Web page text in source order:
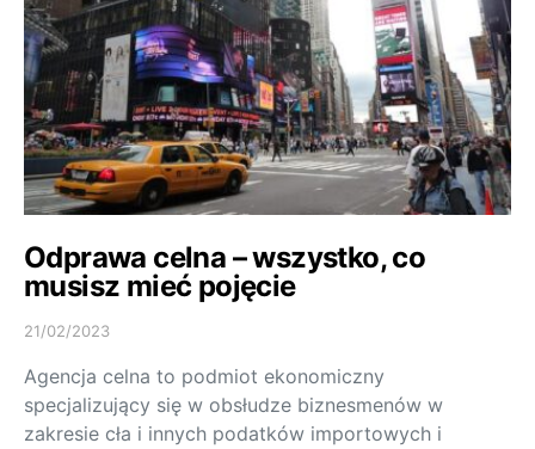
Odprawa celna – wszystko, co
musisz mieć pojęcie
21/02/2023
Agencja celna to podmiot ekonomiczny
specjalizujący się w obsłudze biznesmenów w
zakresie cła i innych podatków importowych i